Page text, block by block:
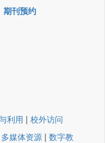
期刊预约
利用 | 校外访问
多媒体资源 | 数字教